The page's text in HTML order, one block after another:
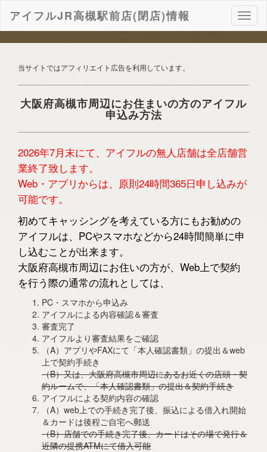
ナ
ビ
ゲ
ン
アイフルJR高槻駅前店(閉店)情報
当サイトではアフィリエイト広告を利用しています。
大阪府高槻市周辺にお住まいの方のアイフル
申込み方法
2026年7月末にて、アイフルの無人店舗は全店舗営
業終了致します。
Web・アプリからは、原則24時間365日申し込みが
可能です。
初めてキャッシングを考えている方にもお勧めの
アイフルは、PCやスマホなどから24時間簡単に申
し込むことが出来ます。
大阪府高槻市周辺にお住いの方が、Web上で契約
を行う際の通常の流れとしては、
PC・スマホから申込み
アイフルによる内容確認＆審査
審査完了
アイフルより審査結果をご確認
（A）アプリやFAXにて「本人確認書類」の提出＆web
上で契約手続き
（B）又は、大阪府高槻市周辺にあるお近くの店頭・契
約ルームで、「本人確認書類」の提出＆契約手続き
アイフルによる契約内容の確認
（A）web上での手続き完了後、振込による借入れ開始
＆カードは後程ご自宅へ郵送
（B）店舗での手続き完了後、カードはその場で発行＆
近隣の提携ATMにて借入可能